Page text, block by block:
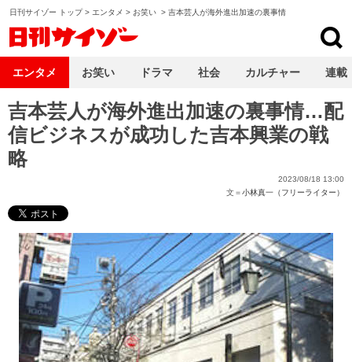
日刊サイゾー トップ> エンタメ > お笑い > 吉本芸人が海外進出加速の裏事情
吉本芸人が海外進出加速の裏事情…配
信ビジネスが成功した吉本興業の戦
略
2023/08/18 13:00
文＝小林真一（フリーライター）
エンタメ お笑い ドラマ 社会 カルチャー 連載